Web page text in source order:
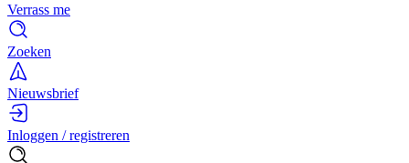
Verrass me
Zoeken
Nieuwsbrief
Inloggen / registreren